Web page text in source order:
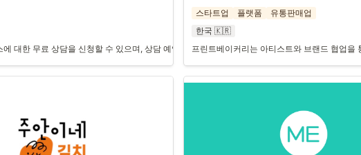
에 대한 무료 상담을 신청할 수 있으며, 상담 예약 화면 링크와 연락처 정보가 제공됩니다.
스타트업 플랫폼
유통판매업
한국 🇰🇷
프린트베이커리는 아티스트와 브랜드 협업을